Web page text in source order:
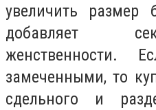
увеличить размер
добавляет
женственности.
замеченными, то
сдельного и